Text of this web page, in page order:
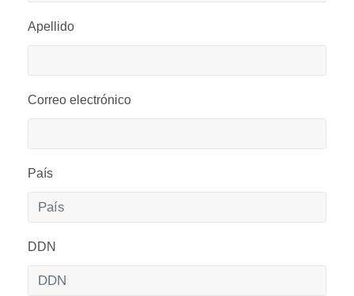
Apellido
Correo electrónico
País
DDN